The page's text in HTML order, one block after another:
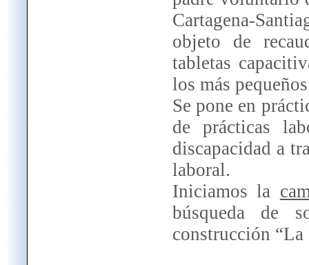
Cartagena-
objeto de
tabletas
los más
Se pone en
de prácticas
discapacidad a
laboral.
Iniciamos la
búsqueda de
construcción “La